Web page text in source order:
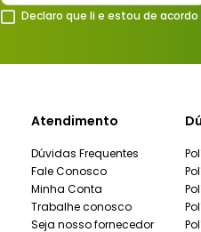
Declaro que li e estou de
Atendimento
Dúvidas Frequentes
Fale Conosco
Minha Conta
Trabalhe conosco
Seja nosso fornecedor